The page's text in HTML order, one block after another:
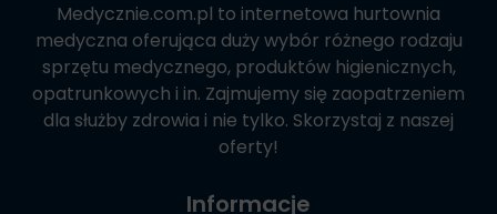
Medycznie.com.pl to internetowa hurtownia
medyczna oferująca duży wybór różnego rodzaju
sprzętu medycznego, produktów higienicznych,
opatrunkowych i in. Zajmujemy się zaopatrzeniem
dla służby zdrowia i nie tylko. Skorzystaj z naszej
oferty!
Informacje